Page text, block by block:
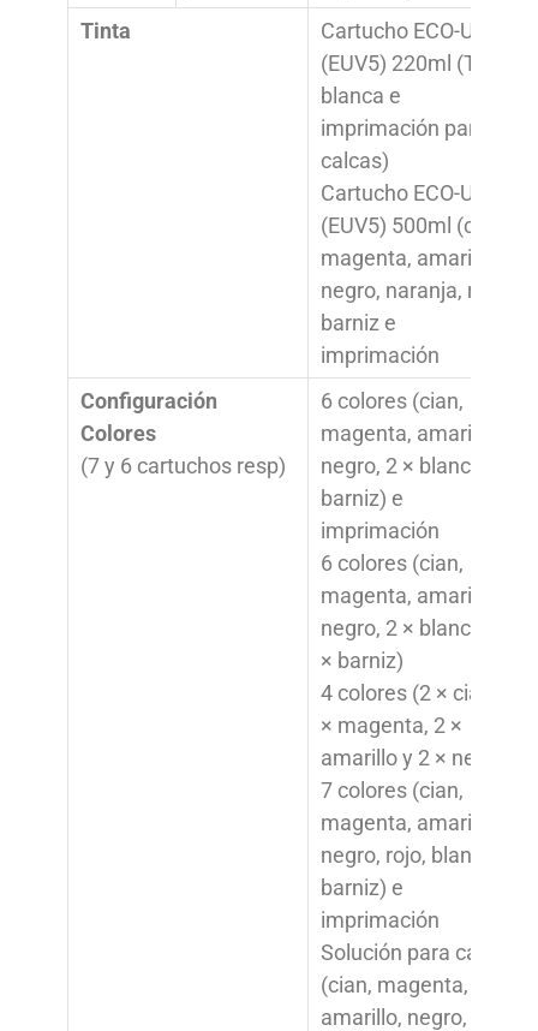
Tinta
Cartucho ECO-UV
(EUV5) 220ml (Tinta
blanca e
imprimación para
calcas)
Cartucho ECO-UV
(EUV5) 500ml (cyan,
magenta, amarillo,
negro, naranja, rojo,
barniz e
imprimación
Configuración
Colores
(7 y 6 cartuchos resp)
6 colores (cian,
magenta, amarillo,
negro, 2 × blanco y
barniz) e
imprimación
6 colores (cian,
magenta, amarillo,
negro, 2 × blanco y 2
× barniz)
4 colores (2 × cian, 2
× magenta, 2 ×
amarillo y 2 × negro)
7 colores (cian,
magenta, amarillo,
negro, rojo, blanco y
barniz) e
imprimación
Solución para calcas
(cian, magenta,
amarillo, negro,